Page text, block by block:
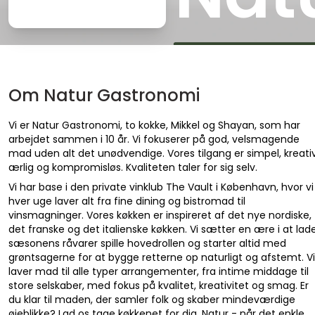
Om Natur Gastronomi
Vi er Natur Gastronomi, to kokke, Mikkel og Shayan, som har
arbejdet sammen i 10 år. Vi fokuserer på god, velsmagende
mad uden alt det unødvendige. Vores tilgang er simpel,
ærlig og kompromisløs. Kvaliteten taler for sig selv.
Vi har base i den private vinklub The Vault i København, hvor vi
hver uge laver alt fra fine dining og bistromad til
vinsmagninger. Vores køkken er inspireret af det nye nordiske,
det franske og det italienske køkken. Vi sætter en ære i at
sæsonens råvarer spille hovedrollen og starter altid med
grøntsagerne for at bygge retterne op naturligt og afstemt. Vi
laver mad til alle typer arrangementer, fra intime middage til
store selskaber, med fokus på kvalitet, kreativitet og smag. Er
du klar til maden, der samler folk og skaber mindeværdige